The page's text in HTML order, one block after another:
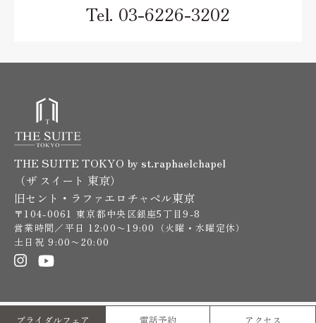
ブライダルフェア 電話予約 アクセス
Tel. 03-6226-3202
THE SUITE TOKYO by st.raphaelchapel
（ザ スイート 東京）
旧セント・ラファエロチャペル東京
〒104-0061 東京都中央区銀座5丁目9-8
営業時間／平日 12:00〜19:00（火曜・水曜定休）
土日祝 9:00〜20:00
© THE SUITE TOKYO by st.raphaelchapel.All Rights reserved.